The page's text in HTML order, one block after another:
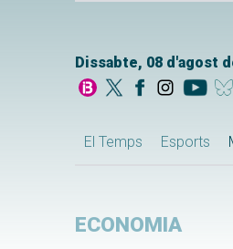
Dissabte, 08 d'agost
El Temps Esports
ECONOMIA